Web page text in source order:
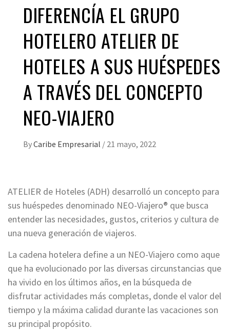
DIFERENCÍA EL GRUPO
HOTELERO ATELIER DE
HOTELES A SUS HUÉSPEDES
A TRAVÉS DEL CONCEPTO
NEO-VIAJERO
ByCaribe Empresarial / 21 mayo, 2022
ATELIER de Hoteles (ADH) desarrolló un concepto para
sus huéspedes denominado NEO-Viajero® que busca
entender las necesidades, gustos, criterios y cultura de
una nueva generación de viajeros.
La cadena hotelera define a un NEO-Viajero como aque
que ha evolucionado por las diversas circunstancias que
ha vivido en los últimos años, en la búsqueda de
disfrutar actividades más completas, donde el valor del
tiempo y la máxima calidad durante las vacaciones son
su principal propósito.